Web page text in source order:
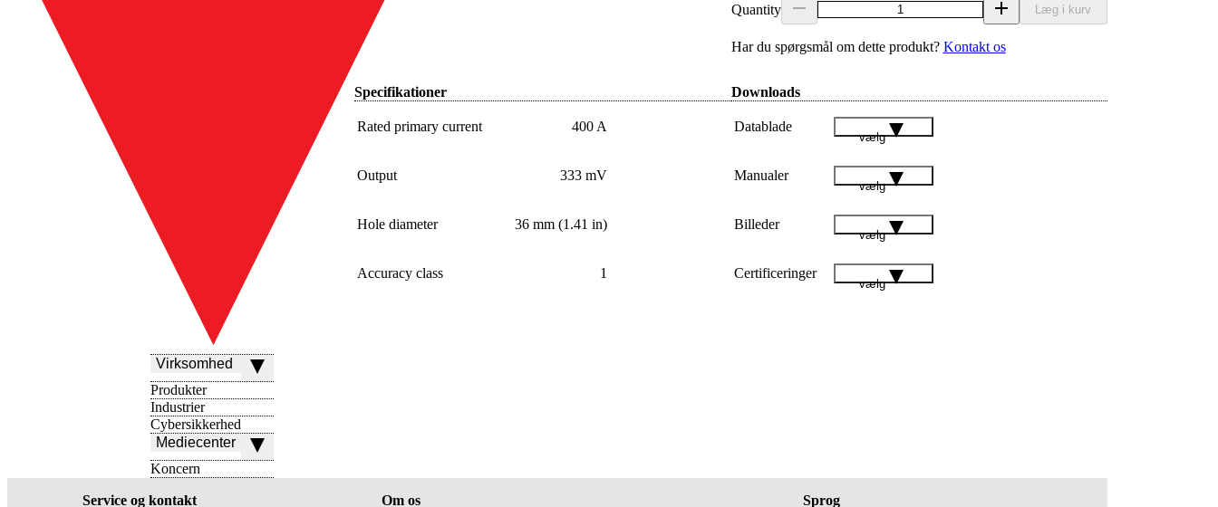
Virksomhed
Produkter
Industrier
Cybersikkerhed
Mediecenter
Koncern
Quantity Læg i kurv
Har du spørgsmål om dette produkt? Kontakt os
Specifikationer
Rated primary current 400 A
Output 333 mV
Hole diameter 36 mm (1.41 in)
Accuracy class 1
Downloads
Datablade
vælg
Manualer
vælg
Billeder
vælg
Certificeringer
vælg
Service og kontakt Om os Sprog